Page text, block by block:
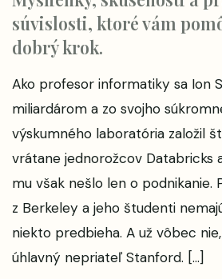
súvislosti, ktoré vám
dobrý krok.
Ako profesor informatiky sa Ion
miliardárom a zo svojho
výskumného laboratória založil
vrátane jednorožcov Databricks
mu však nešlo len o podnikanie.
z Berkeley a jeho študenti
niekto predbieha. A už vôbec
úhlavný nepriateľ Stanford. […]